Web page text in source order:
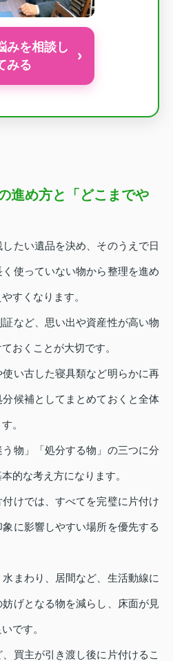
みを相談し
みる
›
進め方と「どこまでや
たい遺品を決め、そのうえで日
使っていない物から整理を進め
すくなります。
など、思い出や資産性が高い物
おくことが大切です。
い古した寝具類など明らかに再
候補としてまとめておくと全体
。
物」「処分する物」の三つに分
的な考え方になります。
けでは、すべてを完璧に片付け
に影響しやすい場所を優先する
まわり、居間など、生活動線に
げとなる物を減らし、床面が見
です。
買主が引き渡し後に片付けるこ